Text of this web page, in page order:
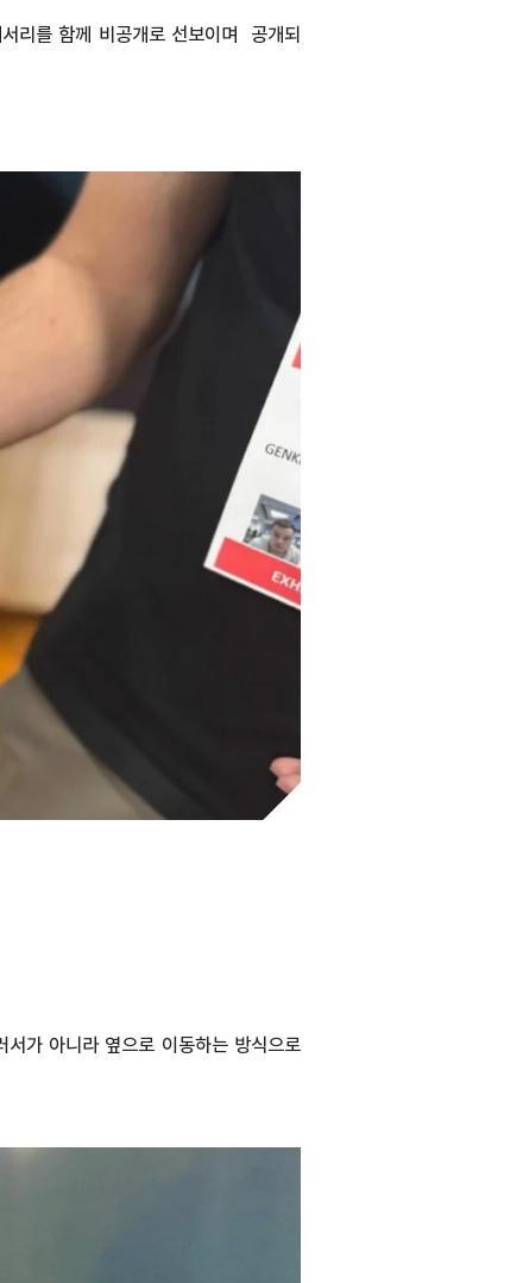
리를 함께 비공개로 선보이며 공개되
가 아니라 옆으로 이동하는 방식으로